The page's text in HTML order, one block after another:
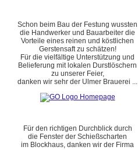
Schon beim Bau der Festung wussten
die Handwerker und Bauarbeiter die
Vorteile eines reinen und köstlichen
Gerstensaft zu schätzen!
Für die vielfältige Unterstützung und
Belieferung mit lokalen Durstlöschern
zu unserer Feier,
danken wir sehr der Ulmer Brauerei ...
Für den richtigen Durchblick durch
die Fenster der Schießscharten
im Blockhaus, danken wir der Firma